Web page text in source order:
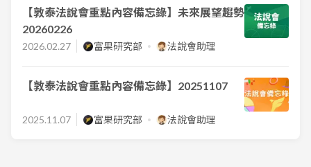
【敦泰法說會重點內容備忘錄】未來展望趨勢
20260226
2026.02.27 富果研究部 法說會助理
【敦泰法說會重點內容備忘錄】20251107
2025.11.07 富果研究部 法說會助理